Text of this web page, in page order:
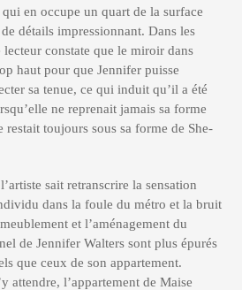
en occupe un quart de la surface
détails impressionnant. Dans les
lecteur constate que le miroir dans
haut pour que Jennifer puisse
sa tenue, ce qui induit qu’il a été
ne reprenait jamais sa forme
restait toujours sous sa forme de She-
sait retranscrire la sensation
dans la foule du métro et la bruit
et l’aménagement du
de Jennifer Walters sont plus épurés
que ceux de son appartement.
attendre, l’appartement de Maise